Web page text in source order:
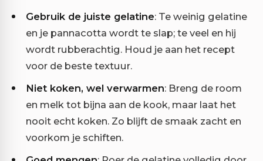
Gebruik de juiste gelatine: Te weinig gelatine
en je pannacotta wordt te slap; te veel en hij
wordt rubberachtig. Houd je aan het recept
voor de beste textuur.
Niet koken, wel verwarmen: Breng de room
en melk tot bijna aan de kook, maar laat het
nooit echt koken. Zo blijft de smaak zacht en
voorkom je schiften.